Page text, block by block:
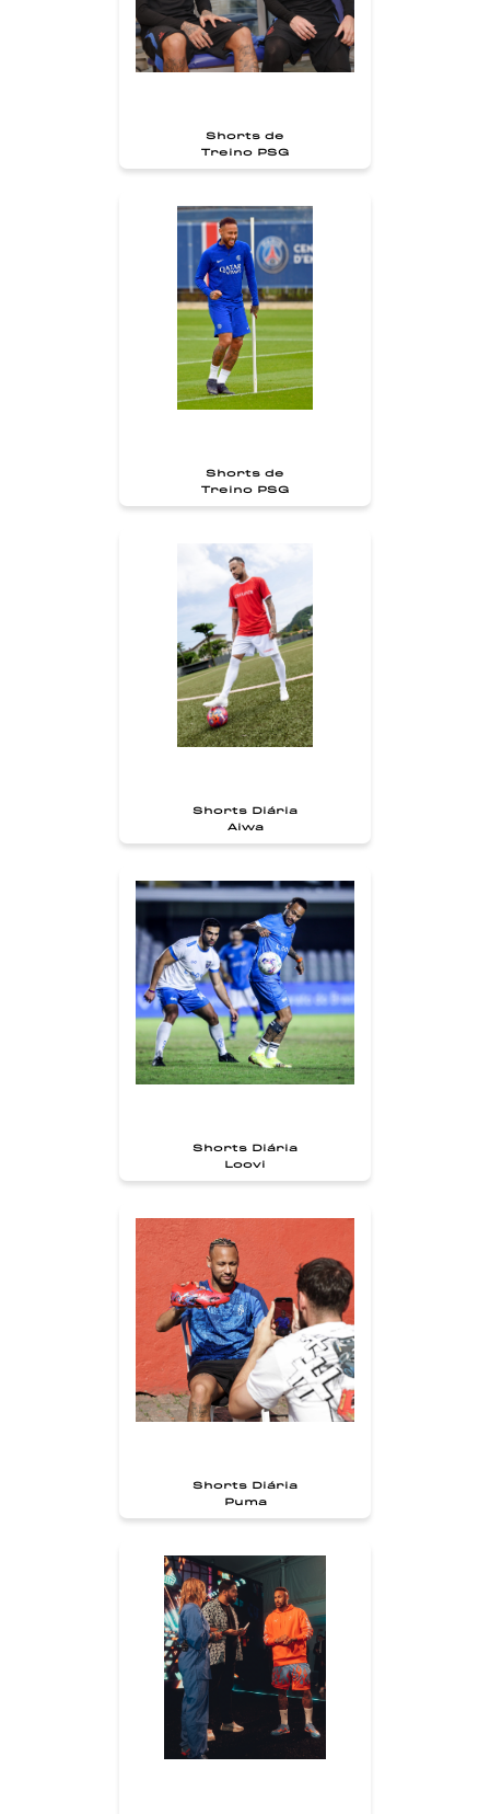
Shorts de
Treino PSG
Shorts de
Treino PSG
Shorts Diária
Aiwa
Shorts Diária
Loovi
Shorts Diária
Puma